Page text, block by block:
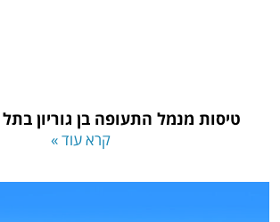
טיסות מנמל התעופה בן גוריון
קרא עוד »